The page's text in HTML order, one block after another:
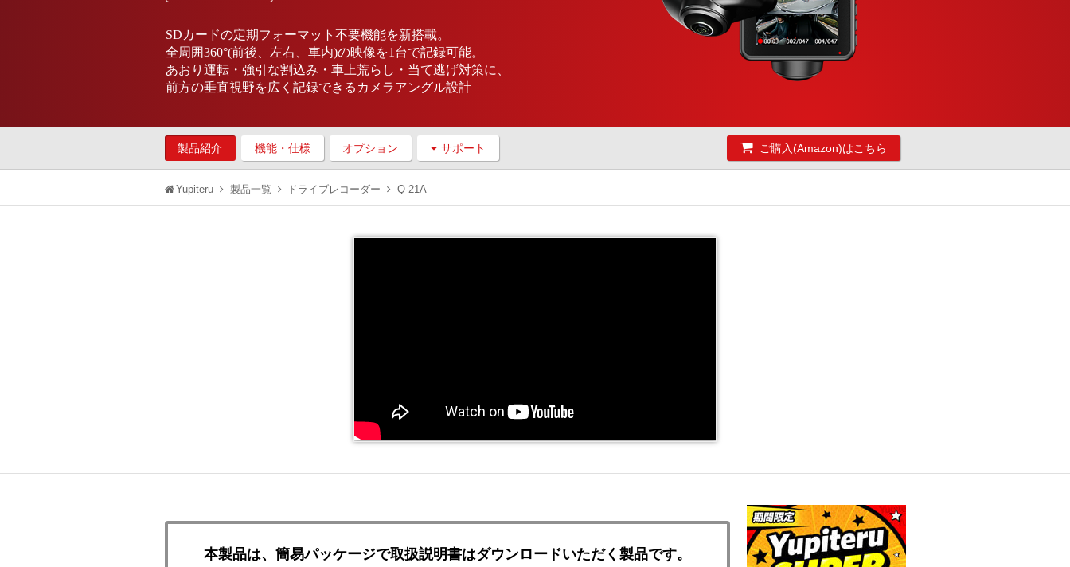
SDカードの定期フォーマット不要機能を新搭載。
全周囲360°(前後、左右、車内)の映像を1台で記録可能。
あおり運転・強引な割込み・車上荒らし・当て逃げ対策に、
前方の垂直視野を広く記録できるカメラアングル設計
製品紹介 機能・仕様 オプション サポート ご購入(Amazon)はこちら
Yupiteru 製品一覧 ドライブレコーダー Q-21A
本製品は、簡易パッケージで取扱説明書はダウンロードいただく製品です。